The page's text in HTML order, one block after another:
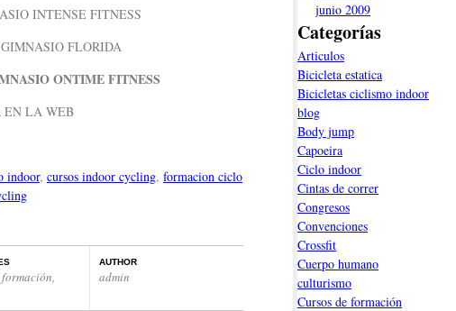
INTENSE FITNESS
FLORIDA
ONTIME FITNESS
EN LA WEB
indoor, cursos indoor cycling, formacion ciclo
formación,
AUTHOR
admin
junio 2009
Categorías
Articulos
Bicicleta estatica
Bicicletas ciclismo indoor
blog
Body jump
Capoeira
Ciclo indoor
Cintas de correr
Congresos
Convenciones
Crossfit
Cuerpo humano
culturismo
Cursos de formación